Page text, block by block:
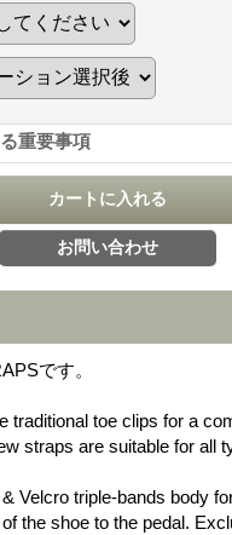
重要事項
です。
traditional toe clips for a
straps are suitable for all
Velcro triple-bands body
the shoe to the pedal.